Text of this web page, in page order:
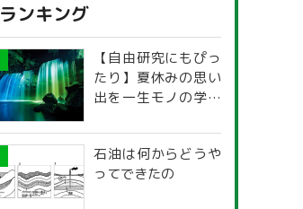
ランキング
【自由研究にもぴっ
たり】夏休みの思い
出を一生モノの学び
探究ガイド
石油は何からどうや
ってできたの